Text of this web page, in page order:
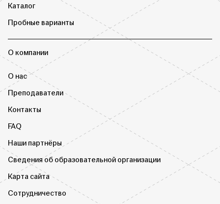
Каталог
Пробные варианты
О компании
О нас
Преподаватели
Контакты
FAQ
Наши партнёры
Сведения об образовательной организации
Карта сайта
Сотрудничество